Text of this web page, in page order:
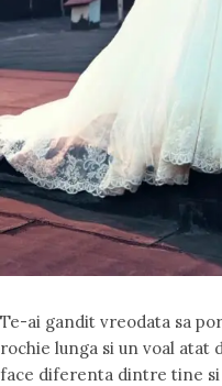
Te-ai gandit vreodata sa
rochie lunga si un voal atat
face diferenta dintre tine si